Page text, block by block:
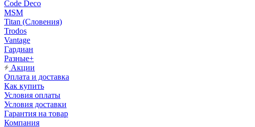
Code Deco
MSM
Titan (Словения)
Trodos
Vantage
Гардиан
Разные+
Акции
Оплата и доставка
Как купить
Условия оплаты
Условия доставки
Гарантия на товар
Компания